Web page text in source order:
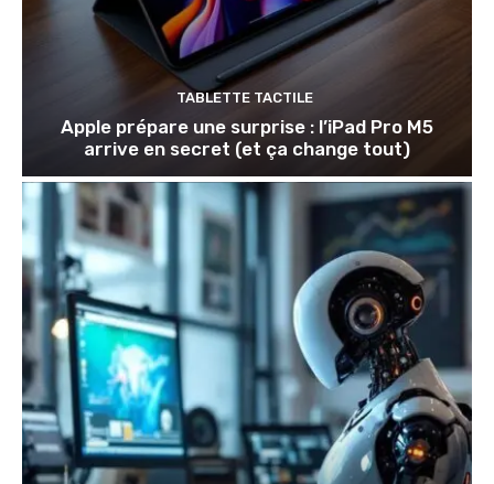
TABLETTE TACTILE
Apple prépare une surprise : l’iPad Pro M5
arrive en secret (et ça change tout)